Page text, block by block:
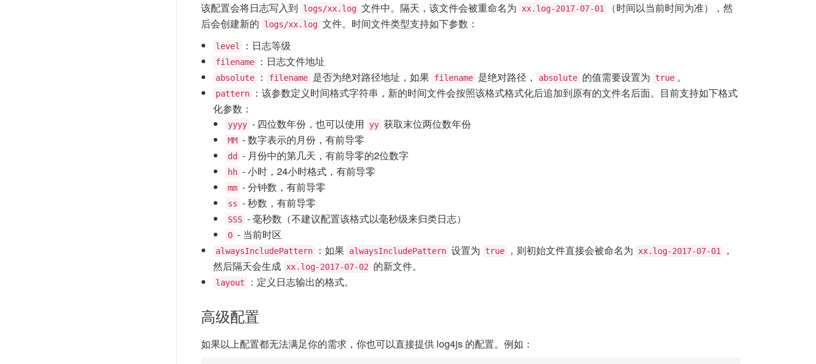
该配置会将日志写入到 logs/xx.log 文件中。隔天，该文件会被重命名为 xx.log-2017-07-01
（时间以当前时间为准），然
后会创建新的
logs/xx.log 文件。时间文件类型支持如下参数：
level ：日志等级
filename ：日志文件地址
absolute ： filename 是否为绝对路径地址，如果 filename 是绝对路径， absolute 的值需要设置为 true 。
pattern
：该参数定义时间格式字符串，新的时间文件会按照该格式格式化后追加到原有的文件名后面。目前支持如下格式
化参数：
yyyy - 四位数年份，也可以使用 yy 获取末位两位数年份
MM - 数字表示的月份，有前导零
dd - 月份中的第几天，有前导零的2位数字
hh - 小时，24小时格式，有前导零
mm - 分钟数，有前导零
ss - 秒数，有前导零
SSS - 毫秒数（不建议配置该格式以毫秒级来归类日志）
O - 当前时区
alwaysIncludePattern ：如果 alwaysIncludePattern 设置为 true ，则初始文件直接会被命名为 xx.log-2017-07-01
，
然后隔天会生成 xx.log-2017-07-02 的新文件。
layout ：定义日志输出的格式。
高级配置
如果以上配置都无法满足你的需求，你也可以直接提供 log4js 的配置。例如：